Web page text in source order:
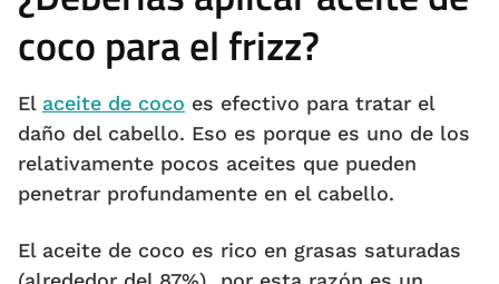
coco para el frizz?
El aceite de coco es efectivo para tratar el
daño del cabello. Eso es porque es uno de los
relativamente pocos aceites que pueden
penetrar profundamente en el cabello.
El aceite de coco es rico en grasas saturadas